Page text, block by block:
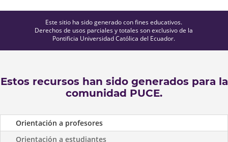
Este sitio ha sido generado con fines educativos.
Derechos de usos parciales y totales son exclusivo de la
Pontificia Universidad Católica del Ecuador.
Estos recursos han sido generados para la
comunidad PUCE.
Orientación a profesores
Orientación a estudiantes